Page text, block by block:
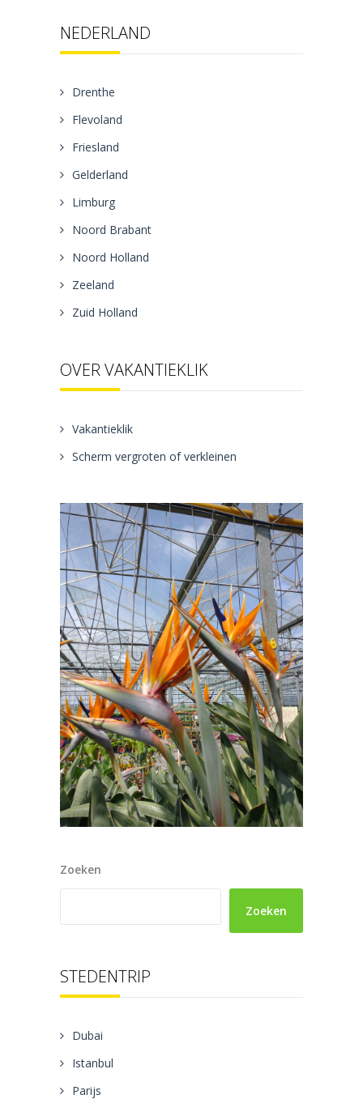
NEDERLAND
Drenthe
Flevoland
Friesland
Gelderland
Limburg
Noord Brabant
Noord Holland
Zeeland
Zuid Holland
OVER VAKANTIEKLIK
Vakantieklik
Scherm vergroten of verkleinen
Zoeken
Zoeken
STEDENTRIP
Dubai
Istanbul
Parijs